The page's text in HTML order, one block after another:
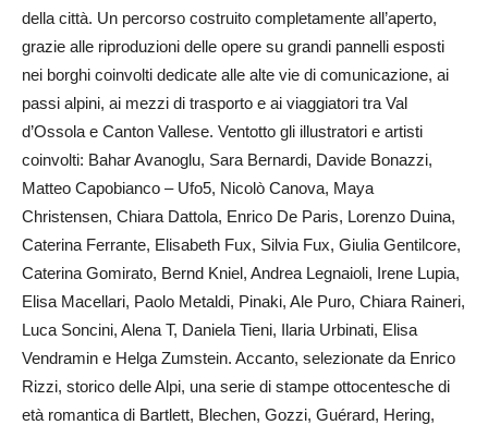
della città. Un percorso costruito completamente all’aperto,
grazie alle riproduzioni delle opere su grandi pannelli esposti
nei borghi coinvolti dedicate alle alte vie di comunicazione, ai
passi alpini, ai mezzi di trasporto e ai viaggiatori tra Val
d’Ossola e Canton Vallese. Ventotto gli illustratori e artisti
coinvolti: Bahar Avanoglu, Sara Bernardi, Davide Bonazzi,
Matteo Capobianco – Ufo5, Nicolò Canova, Maya
Christensen, Chiara Dattola, Enrico De Paris, Lorenzo Duina,
Caterina Ferrante, Elisabeth Fux, Silvia Fux, Giulia Gentilcore,
Caterina Gomirato, Bernd Kniel, Andrea Legnaioli, Irene Lupia,
Elisa Macellari, Paolo Metaldi, Pinaki, Ale Puro, Chiara Raineri,
Luca Soncini, Alena T, Daniela Tieni, Ilaria Urbinati, Elisa
Vendramin e Helga Zumstein. Accanto, selezionate da Enrico
Rizzi, storico delle Alpi, una serie di stampe ottocentesche di
età romantica di Bartlett, Blechen, Gozzi, Guérard, Hering,